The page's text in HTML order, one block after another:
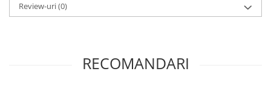
Review-uri(0)
RECOMANDARI